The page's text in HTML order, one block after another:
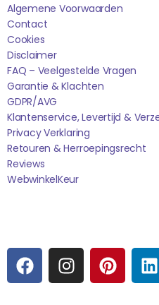
Algemene Voorwaarden
Contact
Cookies
Disclaimer
FAQ – Veelgestelde Vragen
Garantie & Klachten
GDPR/AVG
Klantenservice, Levertijd &
Privacy Verklaring
Retouren & Herroepingsrecht
Reviews
WebwinkelKEur
F
A
C
I
N
S
P
I
N
L
I
N